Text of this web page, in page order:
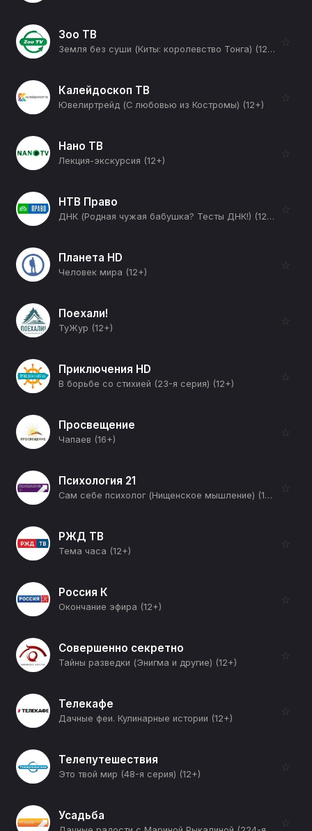
Зоо ТВ
Земля без суши (Киты: королевство Тонга) (12+)
☆
Калейдоскоп ТВ
Ювелиртрейд (С любовью из Костромы) (12+)
☆
Нано ТВ
Лекция-экскурсия (12+)
☆
НТВ Право
ДНК (Родная чужая бабушка? Тесты ДНК!) (12+)
☆
Планета HD
Человек мира (12+)
☆
Поехали!
ТуЖур (12+)
☆
Приключения HD
В борьбе со стихией (23-я серия) (12+)
☆
Просвещение
Чапаев (16+)
☆
Психология 21
Сам себе психолог (Нищенское мышление) (12+)
☆
РЖД ТВ
Тема часа (12+)
☆
Россия К
Окончание эфира (12+)
☆
Совершенно секретно
Тайны разведки (Энигма и другие) (12+)
☆
Телекафе
Дачные феи. Кулинарные истории (12+)
☆
Телепутешествия
Это твой мир (48-я серия) (12+)
☆
Усадьба ☆